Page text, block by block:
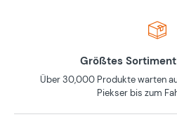
Größtes
Über 30,000 Produkte warten
Piekser bis zum